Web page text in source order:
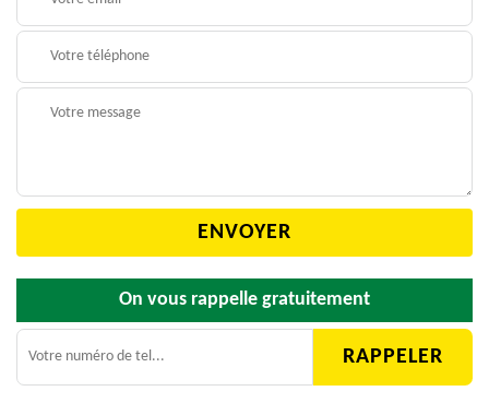
On vous rappelle gratuitement